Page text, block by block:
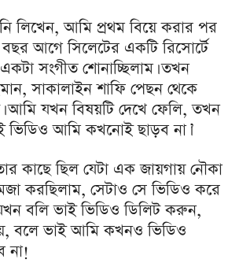
লিখেন, আমি প্রথম বিয়ে করার পর
আগে সিলেটের একটি রিসোর্টে
সংগীত শোনাচ্ছিলাম। তখন
সাকালাইন শাফি পেছন থেকে
আমি যখন বিষয়টি দেখে ফেলি, তখন
ভিডিও আমি কখনোই ছাড়ব না।’
কাছে ছিল যেটা এক জায়গায় নৌকা
করছিলাম, সেটাও সে ভিডিও করে
বলি ভাই ভিডিও ডিলিট করুন,
বলে ভাই আমি কখনও ভিডিও
না!